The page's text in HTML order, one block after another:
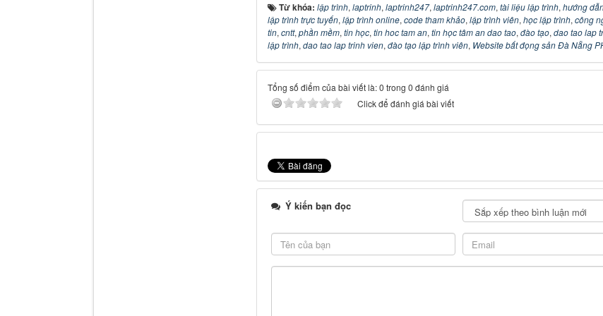
Từ khóa: lập trình, laptrinh, laptrinh247, laptrinh247.com, tài liệu lập trình, hướng
lập trình trực tuyến, lập trình online, code tham khảo, lập trình viên, học lập trình, công
tin, cntt, phần mềm, tin học, tin hoc tam an, tin học tâm an dao tao, đào tạo, dao tao lap
lập trình, dao tao lap trinh vien, đào tạo lập trình viên, Website bất đọng sản Đà Nẵng
Tổng số điểm của bài viết là: 0 trong 0 đánh giá
Click để đánh giá bài viết
Ý kiến bạn đọc